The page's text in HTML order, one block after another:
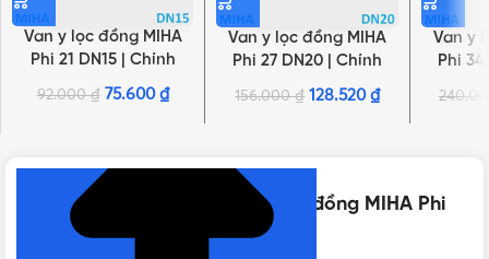
Van y lọc đồng MIHA
Phi 21 DN15 | Chính
hãng Minh Hòa
92.000₫ 75.600 ₫
Van y lọc đồng MIHA
Phi 27 DN20 | Chính
hãng Minh Hòa
156.000₫ 128.520₫
Van y
Phi
Thông số kỹ thuật của Van y lọc đồng MIHA Phi
60 DN50 | Chính hãng Minh Hòa
NHẤN ĐỂ XEM TIẾP (THU GỌN)